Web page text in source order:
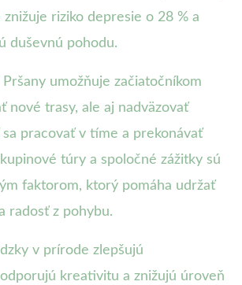
riziko depresie o 28 % a
duševnú pohodu.
umožňuje začiatočníkom
nové trasy, ale aj nadväzovať
pracovať v tíme a prekonávať
túry a spoločné zážitky sú
faktorom, ktorý pomáha udržať
radosť z pohybu.
v prírode zlepšujú
kreativitu a znižujú úroveň